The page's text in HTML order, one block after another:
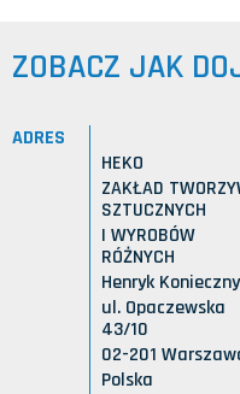
ZOBACZ JAK
ADRES
HEKO
ZAKŁAD
SZTUCZNYCH
I WYROBÓW
RÓŻNYCH
Henryk Konieczny
ul. Opaczewska
43/10
02-201
Polska